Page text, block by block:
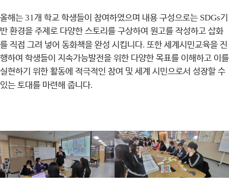
올해는 31개 학교 학생들이 참여하였으며 내용 구성으로는 SDGs기
반 환경을 주제로 다양한 스토리를 구상하여 원고를 작성하고 삽화
를 직접 그려 넣어 동화책을 완성 시킵니다. 또한 세계시민교육을 진
행하여 학생들이 지속가능발전을 위한 다양한 목표를 이해하고 이를
실현하기 위한 활동에 적극적인 참여 및 세계 시민으로서 성장할 수
있는 토대를 마련해 줍니다.